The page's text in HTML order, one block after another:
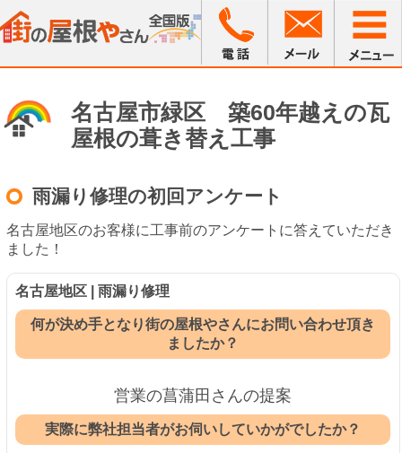
名古屋市緑区 築60年越えの瓦
屋根の葺き替え工事
雨漏り修理の初回アンケート
名古屋地区のお客様に工事前のアンケートに答えていただき
ました！
名古屋地区 | 雨漏り修理
何が決め手となり街の屋根やさんにお問い合わせ頂き
ましたか？
営業の菖蒲田さんの提案
実際に弊社担当者がお伺いしていかがでしたか？